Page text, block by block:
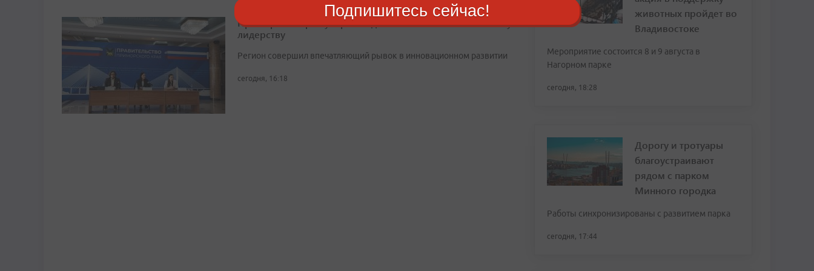
Приморский край уверенно движется к технологическому
лидерству
Регион совершил впечатляющий рывок в инновационном развитии
сегодня, 16:18
животных пройдет во
Владивостоке
Мероприятие состоится 8 и 9 августа в
Нагорном парке
сегодня, 18:28
Дорогу и тротуары
благоустраивают
рядом с парком
Минного городка
Работы синхронизированы с развитием парка
сегодня, 17:44
Подпишитесь сейчас!